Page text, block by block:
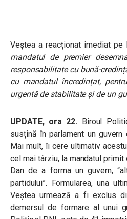
Veștea a reacționat imediat pe
mandatul de premier
responsabilitate cu bună-
cu mandatul încredințat,
urgentă de stabilitate și de un
UPDATE, ora 22. Biroul
susțină în parlament un guvern
Mai mult, îi cere ultimativ
cel mai târziu, la mandatul
Dan de a forma un guvern,
partidului”. Formularea, una
Veștea urmează a fi exclus
demersul de formare al unui